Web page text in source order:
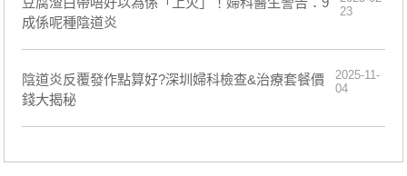
成係呢種陰道炎
23
陰道炎反覆發作點算好?深圳婦科檢查&治療套餐價
錢大揭秘
2025-11-
04